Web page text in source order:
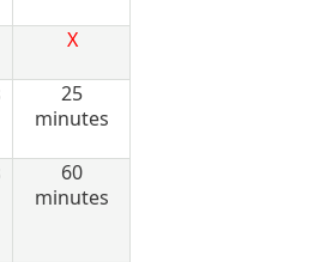
X
25
minutes
60
minutes